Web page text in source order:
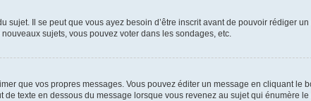
Il se peut que vous ayez besoin d’être inscrit avant de pouvoir rédiger
sujets, vous pouvez voter dans les sondages, etc.
que vos propres messages. Vous pouvez éditer un message en cliquant le
texte en dessous du message lorsque vous revenez au sujet qui énumère